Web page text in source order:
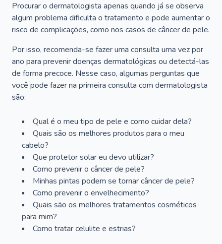
Procurar o dermatologista apenas quando já se observa
algum problema dificulta o tratamento e pode aumentar o
risco de complicações, como nos casos de câncer de pele.
Por isso, recomenda-se fazer uma consulta uma vez por
ano para prevenir doenças dermatológicas ou detectá-las
de forma precoce. Nesse caso, algumas perguntas que
você pode fazer na primeira consulta com dermatologista
são:
Qual é o meu tipo de pele e como cuidar dela?
Quais são os melhores produtos para o meu
cabelo?
Que protetor solar eu devo utilizar?
Como prevenir o câncer de pele?
Minhas pintas podem se tornar câncer de pele?
Como prevenir o envelhecimento?
Quais são os melhores tratamentos cosméticos
para mim?
Como tratar celulite e estrias?